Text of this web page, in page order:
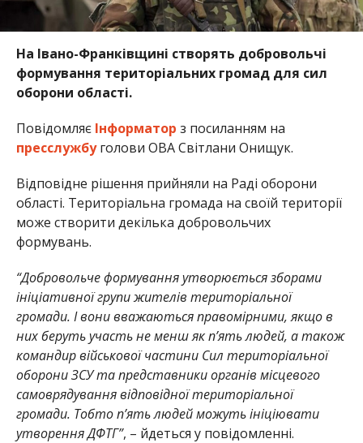
На Івано-Франківщині створять добровольчі
формування територіальних громад для сил
оборони області.
Повідомляє Інформатор з посиланням на
пресслужбуголови ОВА Світлани Онищук.
Відповідне рішення прийняли на Раді оборони
області. Територіальна громада на своїй території
може створити декілька добровольчих
формувань.
“Добровольче формування утворюється зборами
ініціативної групи жителів територіальної
громади. І вони вважаються правомірними, якщо в
них беруть участь не менш як п’ять людей, а також
командир військової частини Сил територіальної
оборони ЗСУ та представники органів місцевого
самоврядування відповідної територіальної
громади. Тобто п’ять людей можуть ініціювати
утворення ДФТГ”, – йдеться у повідомленні.